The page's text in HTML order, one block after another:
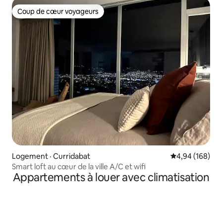
Coup de cœur voyageurs
Coup de cœur voyageurs
Logement · Curridabat Note
4,94 (168)
Smart loft au cœur de la ville A/C et wifi
Appartements à louer avec climatisation